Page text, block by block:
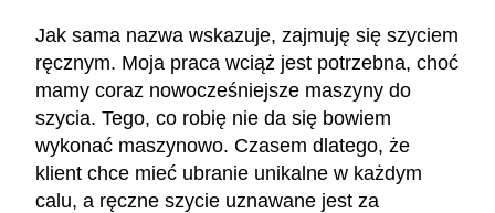
Jak sama nazwa wskazuje, zajmuję się szyciem
ręcznym. Moja praca wciąż jest potrzebna, choć
mamy coraz nowocześniejsze maszyny do
szycia. Tego, co robię nie da się bowiem
wykonać maszynowo. Czasem dlatego, że
klient chce mieć ubranie unikalne w każdym
calu, a ręczne szycie uznawane jest za